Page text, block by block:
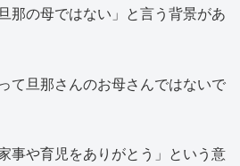
那の母ではない」と言う背景があ
那さんのお母さんではないで
育児をありがとう」という意